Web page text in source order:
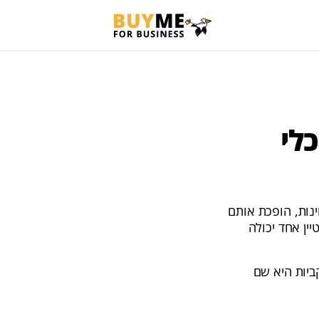
הופכת אותם
אחד יכולה
היא שם